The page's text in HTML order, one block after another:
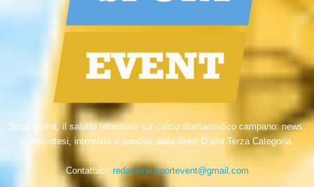
Sport Event, il salotto televisivo sul calcio dilettantistico campano: news,
videosintesi, interviste e speciali dalla Serie D alla Terza Categoria.
Contattaci: redazione.sportevent@gmail.com